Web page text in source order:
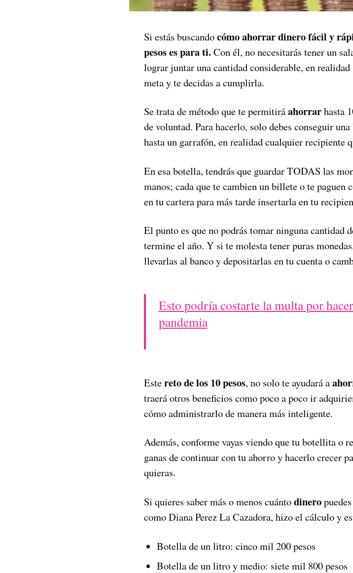
Si estás buscandocómo ahorrar dinero fácil y
pesos es para ti.Con él, no necesitarás tener un
lograr juntar una cantidad considerable, en
meta y te decidas a cumplirla.
Se trata de método que te permitiráahorrarhasta
de voluntad. Para hacerlo, solo debes conseguir
hasta un garrafón, en realidad cualquier recipiente
En esa botella, tendrás que guardar TODAS las
manos; cada que te cambien un billete o te paguen
en tu cartera para más tarde insertarla en tu
El punto es que no podrás tomar ninguna cantidad
termine el año. Y si te molesta tener puras
llevarlas al banco y depositarlas en tu cuenta o
Esto podría costarte la multa por
pandemia
Estereto de los 10 pesos, no solo te ayudará a
traerá otros beneficios como poco a poco ir
cómo administrarlo de manera más inteligente.
Además, conforme vayas viendo que tu botellita o
ganas de continuar con tu ahorro y hacerlo crecer
quieras.
Si quieres saber más o menos cuántodinero
como Diana Perez La Cazadora, hizo el cálculo y
Botella de un litro: cinco mil 200 pesos
Botella de un litro y medio: siete mil 800 pesos